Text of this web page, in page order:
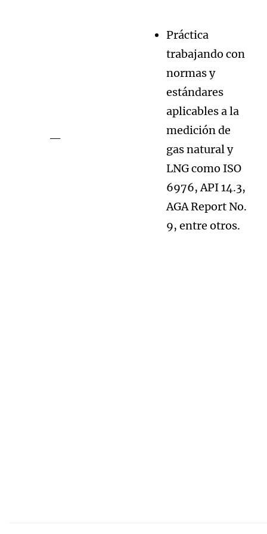
—
Práctica
trabajando con
normas y
estándares
aplicables a la
medición de
gas natural y
LNG como ISO
6976, API 14.3,
AGA Report No.
9, entre otros.